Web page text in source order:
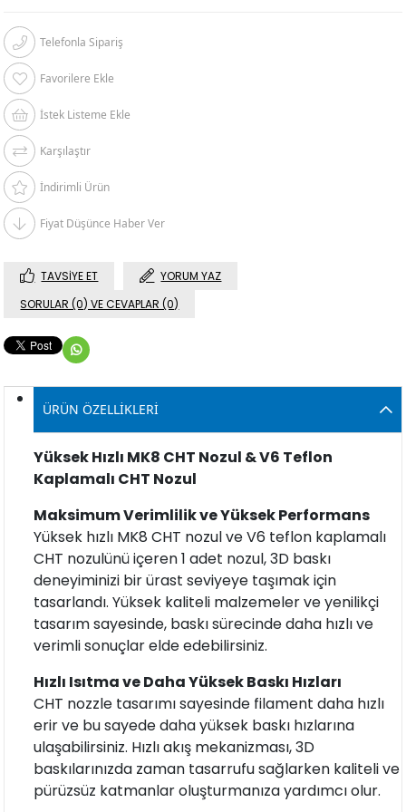
Telefonla Sipariş
Favorilere Ekle
İstek Listeme Ekle
Karşılaştır
İndirimli Ürün
Fiyat Düşünce Haber Ver
TAVSIYE ET
YORUM YAZ
SORULAR (0) VE CEVAPLAR (0)
ÜRÜN ÖZELLIKLERI
Yüksek Hızlı MK8 CHT Nozul & V6 Teflon
Kaplamalı CHT Nozul
Maksimum Verimlilik ve Yüksek Performans
Yüksek hızlı MK8 CHT nozul ve V6 teflon kaplamalı
CHT nozulünü içeren 1 adet nozul, 3D baskı
deneyiminizi bir ürast seviyeye taşımak için
tasarlandı. Yüksek kaliteli malzemeler ve yenilikçi
tasarım sayesinde, baskı sürecinde daha hızlı ve
verimli sonuçlar elde edebilirsiniz.
Hızlı Isıtma ve Daha Yüksek Baskı Hızları
CHT nozzle tasarımı sayesinde filament daha hızlı
erir ve bu sayede daha yüksek baskı hızlarına
ulaşabilirsiniz. Hızlı akış mekanizması, 3D
baskılarınızda zaman tasarrufu sağlarken kaliteli ve
pürüzsüz katmanlar oluşturmanıza yardımcı olur.